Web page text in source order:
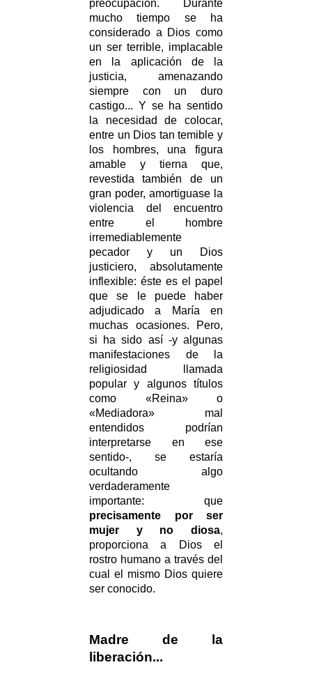
preocupación. Durante
mucho tiempo se ha
considerado a Dios como
un ser terrible, implacable
en la aplicación de la
justicia, amenazando
siempre con un duro
castigo... Y se ha sentido
la necesidad de colocar,
entre un Dios tan temible y
los hombres, una figura
amable y tierna que,
revestida también de un
gran poder, amortiguase la
violencia del encuentro
entre el hombre
irremediablemente
pecador y un Dios
justiciero, absolutamente
inflexible: éste es el papel
que se le puede haber
adjudicado a María en
muchas ocasiones. Pero,
si ha sido así -y algunas
manifestaciones de la
religiosidad llamada
popular y algunos títulos
como «Reina» o
«Mediadora» mal
entendidos podrían
interpretarse en ese
sentido-, se estaría
ocultando algo
verdaderamente
importante: que
precisamente por ser
mujer y no diosa,
proporciona a Dios el
rostro humano a través del
cual el mismo Dios quiere
ser conocido.
Madre de la
liberación...